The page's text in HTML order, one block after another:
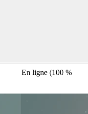
En ligne (100 %